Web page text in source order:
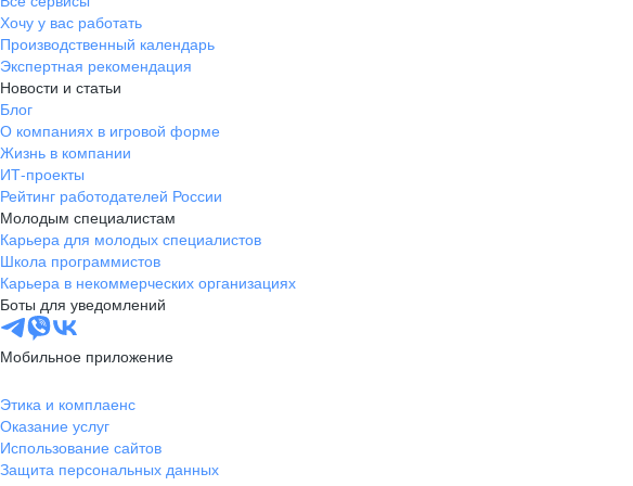
Хочу у вас работать
Производственный календарь
Экспертная рекомендация
Новости и статьи
Блог
О компаниях в игровой форме
Жизнь в компании
ИТ-проекты
Рейтинг работодателей России
Молодым специалистам
Карьера для молодых специалистов
Школа программистов
Карьера в некоммерческих организациях
Боты для уведомлений
Мобильное приложение
Этика и комплаенс
Оказание услуг
Использование сайтов
Защита персональных данных